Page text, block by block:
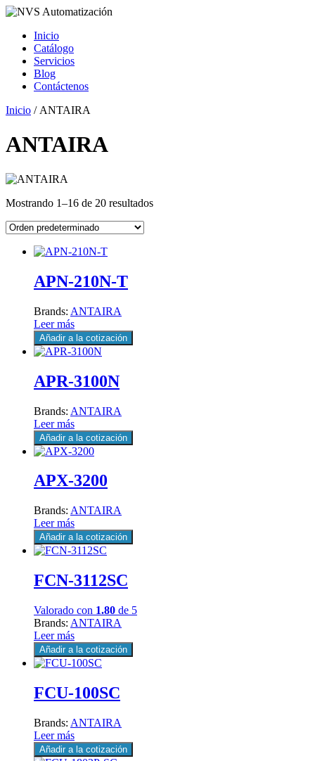
Inicio
Catálogo
Servicios
Blog
Contáctenos
Inicio / ANTAIRA
ANTAIRA
Mostrando 1–16 de 20 resultados
APN-210N-T
Brands: ANTAIRA
Leer más
Añadir a la cotización
APR-3100N
Brands: ANTAIRA
Leer más
Añadir a la cotización
APX-3200
Brands: ANTAIRA
Leer más
Añadir a la cotización
FCN-3112SC
Valorado con 1.80 de 5
Brands: ANTAIRA
Leer más
Añadir a la cotización
FCU-100SC
Brands: ANTAIRA
Leer más
Añadir a la cotización